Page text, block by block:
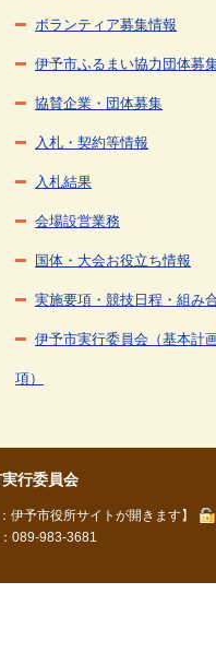
ボランティア募集情報
伊予市ふるまい協力団体募
協賛企業・団体募集
入札・契約等情報
入札結果
会場設営業務
国体・大会お役立ち情報
実施要項・競技日程・組み
伊予市実行委員会（基本計
項）
行委員会
：伊予市役所サイトが開きます】
089-983-3681